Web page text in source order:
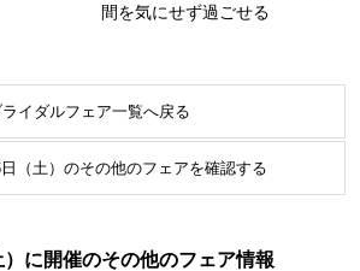
間を気にせず過ごせる
ライダルフェア一覧へ戻る
（土）のその他のフェアを確認する
に開催のその他のフェア情報